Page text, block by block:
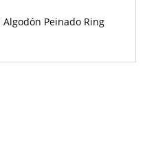
Peinado Ring